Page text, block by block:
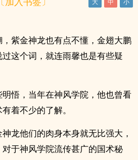
紫金神龙也有点不懂，金翅大鹏
这个词，就连雨馨也是有些疑
悟，当年在神风学院，他也曾看
着不少的了解。
龙他们的肉身本身就无比强大，
于神风学院流传甚广的国术秘